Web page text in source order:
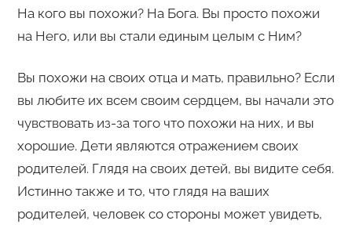
На кого вы похожи? На Бога. Вы просто похожи
на Него, или вы стали единым целым с Ним?
Вы похожи на своих отца и мать, правильно? Если
вы любите их всем своим сердцем, вы начали это
чувствовать из-за того что похожи на них, и вы
хорошие. Дети являются отражением своих
родителей. Глядя на своих детей, вы видите себя.
Истинно также и то, что глядя на ваших
родителей, человек со стороны может увидеть,